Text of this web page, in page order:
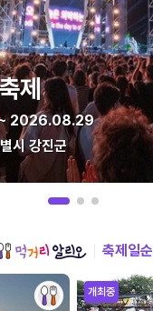
제
2026.08.29
시 강진군
축제일순
개최중